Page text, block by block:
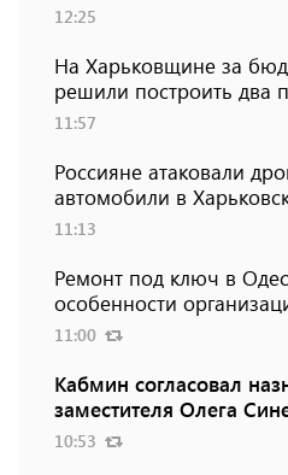
12:25
На Харьковщине за
решили построить два
11:57
Россияне атаковали
автомобили в
11:13
Ремонт под ключ в
особенности
11:00
Кабмин согласовал
заместителя Олега
10:53